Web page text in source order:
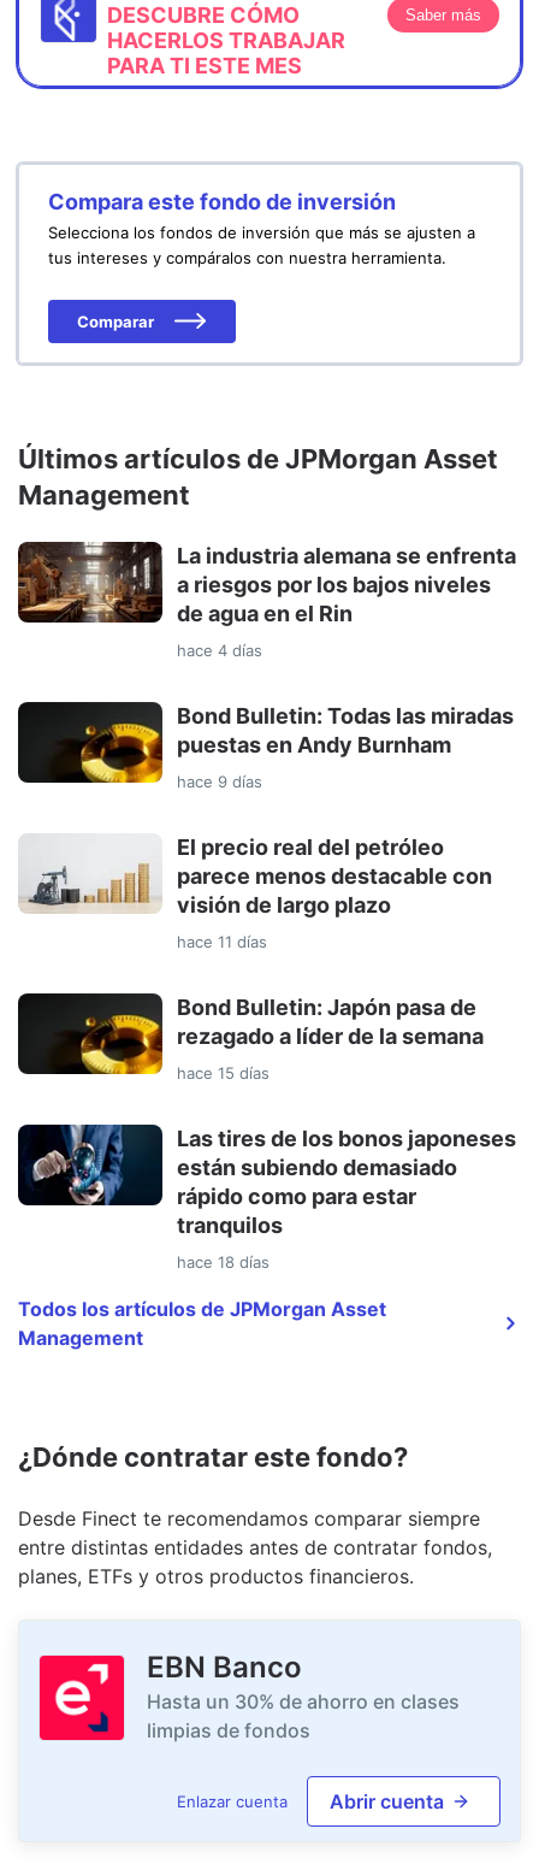
DESCUBRE CÓMO
HACERLOS TRABAJAR
PARA TI ESTE MES
Saber más
Compara este fondo de inversión
Selecciona los fondos de inversión que más se ajusten a
tus intereses y compáralos con nuestra herramienta.
Comparar
Últimos artículos de JPMorgan Asset
Management
La industria alemana se enfrenta
a riesgos por los bajos niveles
de agua en el Rin
hace 4 días
Bond Bulletin: Todas las miradas
puestas en Andy Burnham
hace 9 días
El precio real del petróleo
parece menos destacable con
visión de largo plazo
hace 11 días
Bond Bulletin: Japón pasa de
rezagado a líder de la semana
hace 15 días
Las tires de los bonos japoneses
están subiendo demasiado
rápido como para estar
tranquilos
hace 18 días
Todos los artículos de JPMorgan Asset
Management
¿Dónde contratar este fondo?
Desde Finect te recomendamos comparar siempre
entre distintas entidades antes de contratar fondos,
planes, ETFs y otros productos financieros.
EBN Banco
Hasta un 30% de ahorro en clases
limpias de fondos
Enlazar cuenta Abrir cuenta